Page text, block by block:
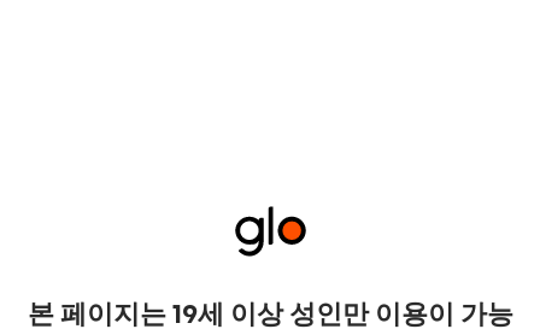
본 페이지는 19세 이상 성인만 이용이 가능